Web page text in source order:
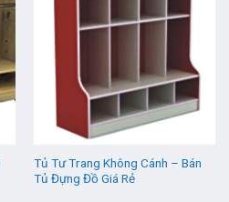
Tủ Tư Trang Không Cánh – Bán
Tủ Đựng Đồ Giá Rẻ